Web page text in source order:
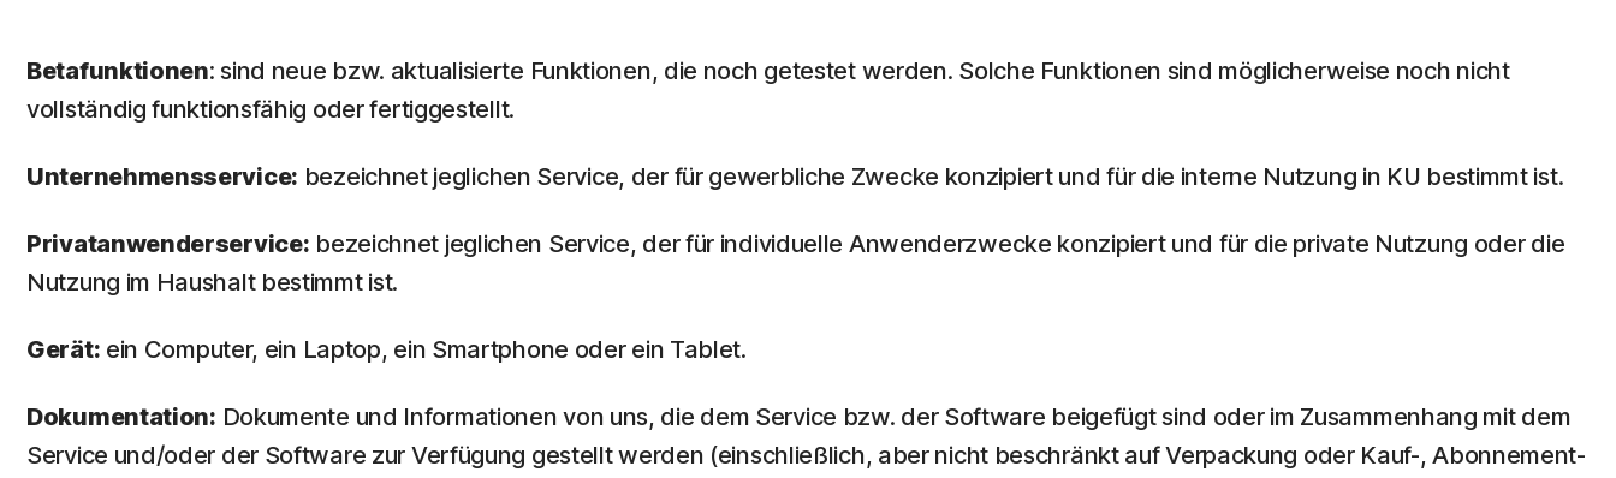
Betafunktionen: sind neue bzw. aktualisierte Funktionen, die noch getestet werden. Solche Funktionen sind möglicherweise noch nicht
vollständig funktionsfähig oder fertiggestellt.
Unternehmensservice: bezeichnet jeglichen Service, der für gewerbliche Zwecke konzipiert und für die interne Nutzung in KU bestimmt ist.
Privatanwenderservice: bezeichnet jeglichen Service, der für individuelle Anwenderzwecke konzipiert und für die private Nutzung oder die
Nutzung im Haushalt bestimmt ist.
Gerät: ein Computer, ein Laptop, ein Smartphone oder ein Tablet.
Dokumentation: Dokumente und Informationen von uns, die dem Service bzw. der Software beigefügt sind oder im Zusammenhang mit dem
Service und/oder der Software zur Verfügung gestellt werden (einschließlich, aber nicht beschränkt auf Verpackung oder Kauf-, Abonnement-